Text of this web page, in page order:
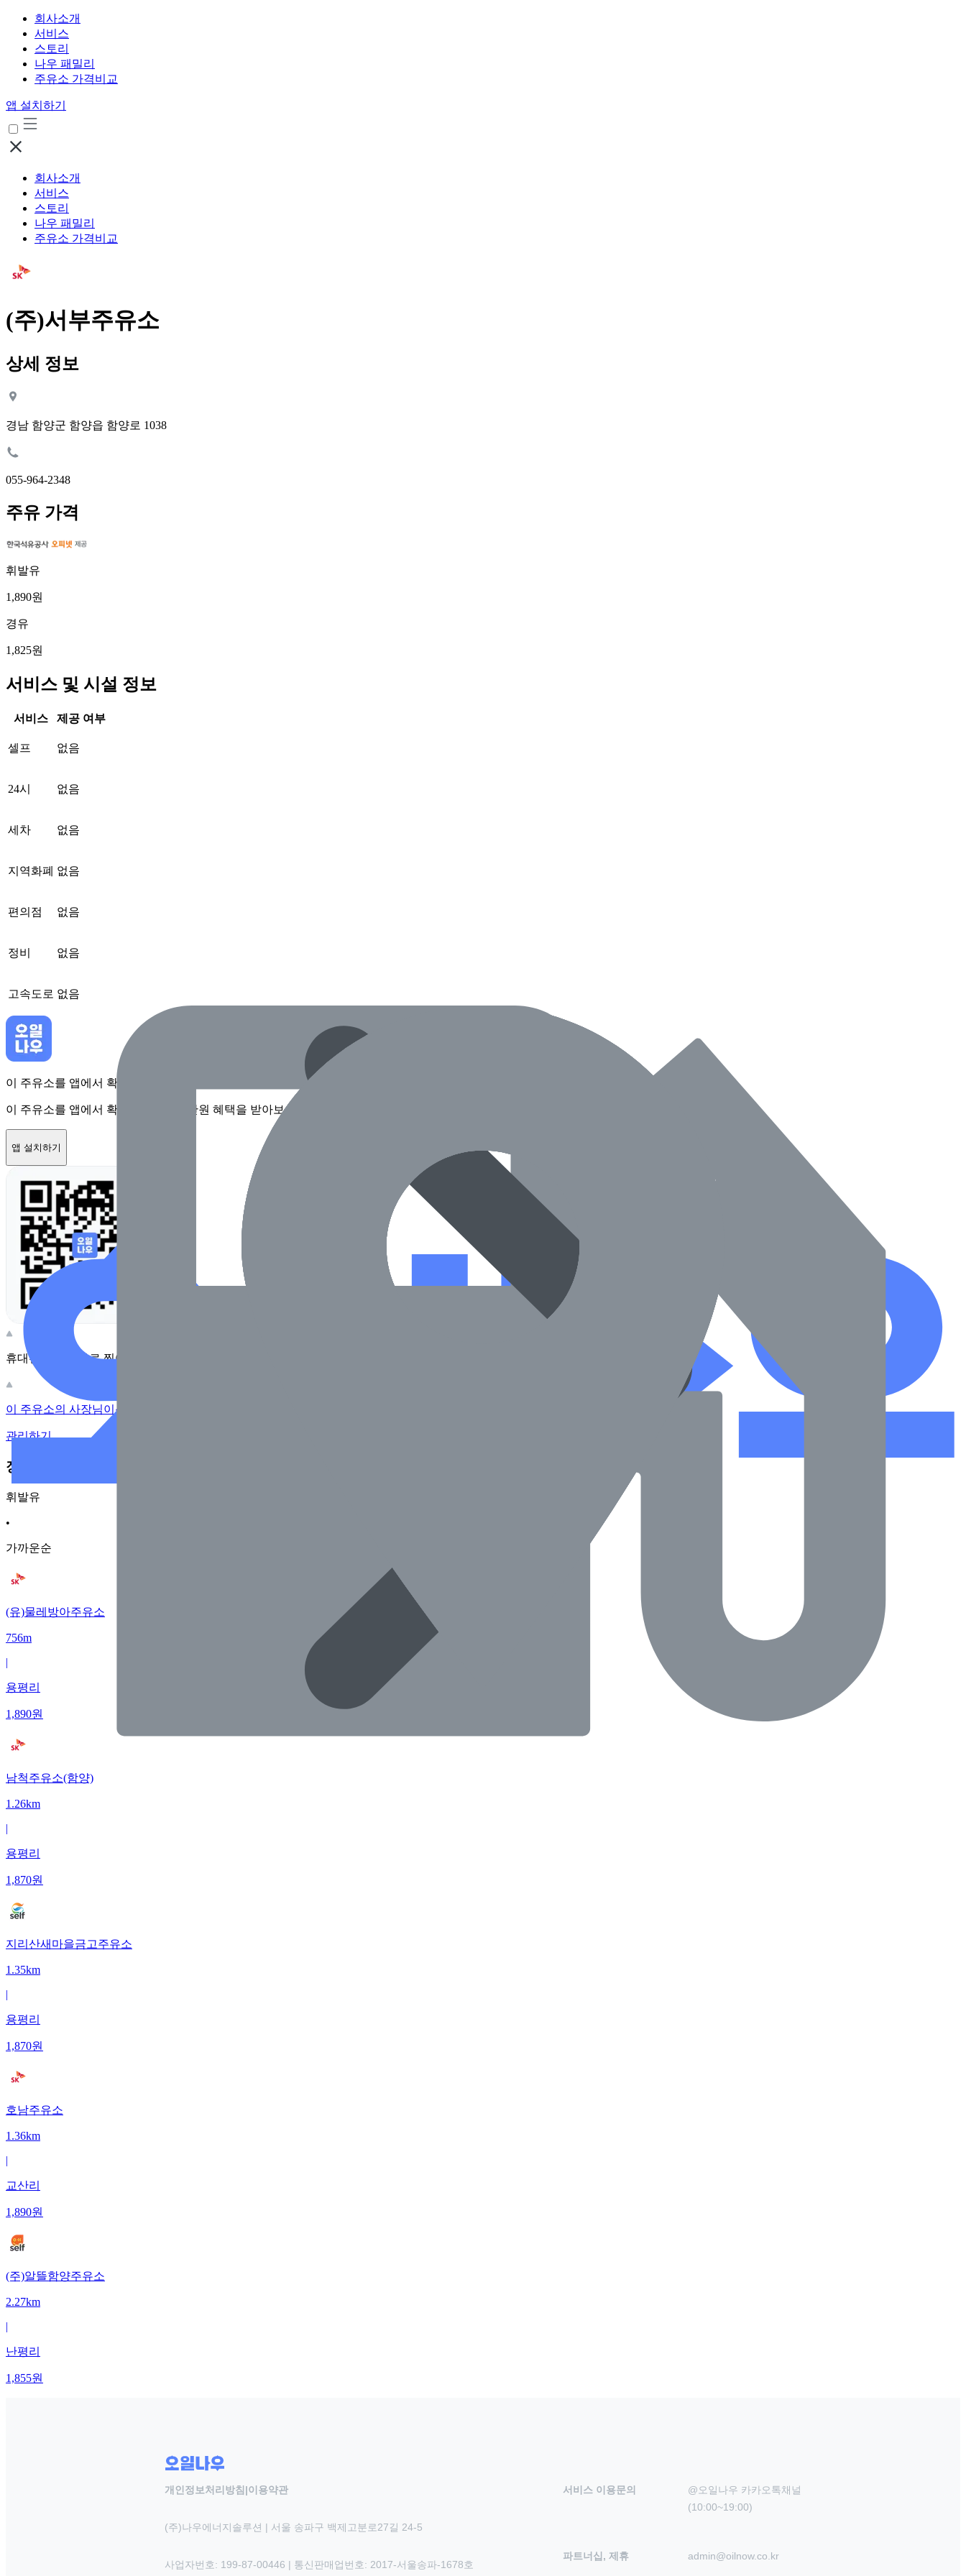
회사소개
서비스
스토리
나우 패밀리
주유소 가격비교
앱 설치하기
회사소개
서비스
스토리
나우 패밀리
주유소 가격비교
(주)서부주유소
상세 정보
경남 함양군 함양읍 함양로 1038
055-964-2348
주유 가격
휘발유
1,890원
경유
1,825원
서비스 및 시설 정보
서비스 제공 여부
셀프 없음
24시 없음
세차 없음
지역화폐 없음
편의점 없음
정비 없음
고속도로 없음
이 주유소를 앱에서 확인하고 최대 1만원 혜택을 받아보세요
이 주유소를 앱에서 확인하고 최대 1만원 혜택을 받아보세요
앱 설치하기
휴대전화 카메라로 찍어보세요
이 주유소의 사장님이신가요?
관리하기
장소 근처 주유소
휘발유
•
가까운순
(유)물레방아주유소
756m
|
용평리
1,890원
남척주유소(함양)
1.26km
|
용평리
1,870원
지리산새마을금고주유소
1.35km
|
용평리
1,870원
호남주유소
1.36km
|
교산리
1,890원
(주)알뜰함양주유소
2.27km
|
난평리
1,855원
개인정보처리방침|이용약관
(주)나우에너지솔루션 | 서울 송파구 백제고분로27길 24-5
사업자번호: 199-87-00446 | 통신판매업번호: 2017-서울송파-1678호
서비스 이용문의
@오일나우 카카오톡채널
(10:00~19:00)
파트너십, 제휴 admin@oilnow.co.kr